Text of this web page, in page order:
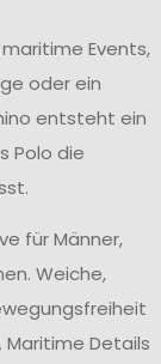
Events,
oder ein
entsteht ein
Polo die
für Männer,
Weiche,
Maritime Details